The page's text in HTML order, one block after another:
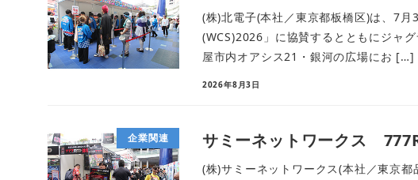
(株)北電子(本社／東京都板橋区)は、7
(WCS)2026」に協賛するとともにジャ
屋市内オアシス21・銀河の広場にお […]
2026年8月3日
企業関連 サミーネットワークス
(株)サミーネットワークス(本社／東京